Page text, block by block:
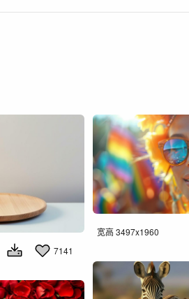
7141
宽高 3497x1960